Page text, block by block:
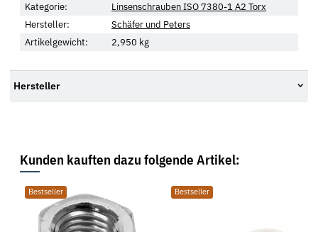
Kategorie:
Linsenschrauben ISO 7380-1 A2 Torx
Hersteller:
Schäfer und Peters
Artikelgewicht:
2,950 kg
Hersteller
Kunden kauften dazu folgende Artikel:
Bestseller Bestseller